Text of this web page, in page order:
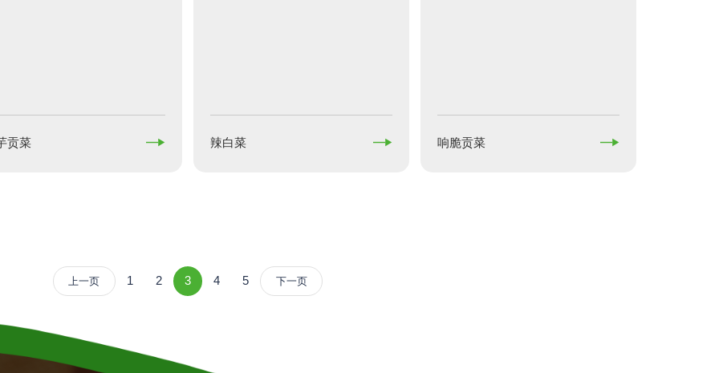
贡菜  辣白菜  响脆贡菜 
上一页 1 2 3 4 5 下一页